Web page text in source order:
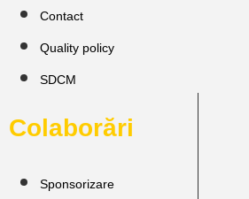
Contact
Quality policy
SDCM
Colaborări
Sponsorizare